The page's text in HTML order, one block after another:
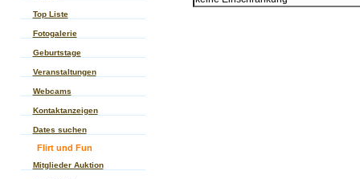
Top Liste
Fotogalerie
Geburtstage
Veranstaltungen
Webcams
Kontaktanzeigen
Dates suchen
Flirt und Fun
Mitglieder Auktion